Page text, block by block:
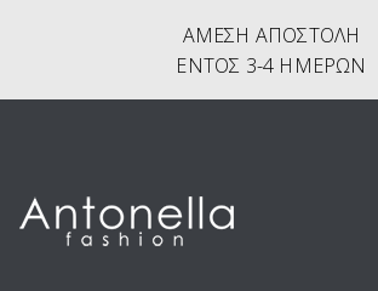
ΑΜΕΣΗ ΑΠΟΣΤΟΛΗ
ΕΝΤΟΣ 3-4 ΗΜΕΡΩΝ